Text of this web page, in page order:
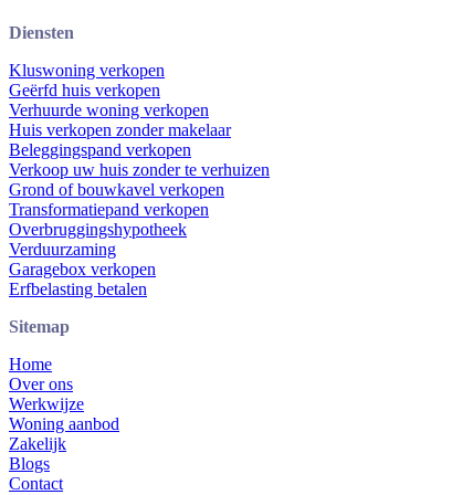
Diensten
Kluswoning verkopen
Geërfd huis verkopen
Verhuurde woning verkopen
Huis verkopen zonder makelaar
Beleggingspand verkopen
Verkoop uw huis zonder te verhuizen
Grond of bouwkavel verkopen
Transformatiepand verkopen
Overbruggingshypotheek
Verduurzaming
Garagebox verkopen
Erfbelasting betalen
Sitemap
Home
Over ons
Werkwijze
Woning aanbod
Zakelijk
Blogs
Contact